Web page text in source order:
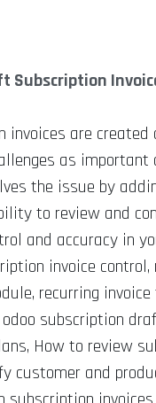
invoices are
as
the issue by
to review and
and accuracy in
invoice
recurring
subscription
How to review
customer and